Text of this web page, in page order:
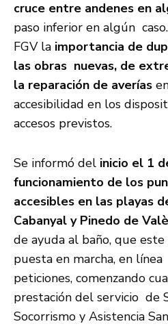
cruce entre andenes en
paso inferior en algún
FGV la importancia de
las obras nuevas, de
la reparación de averías
accesibilidad en los
accesos previstos.
Se informó del inicio el 1
funcionamiento de los
accesibles en las playas
Cabanyal y Pinedo de
de ayuda al baño, que
puesta en marcha, en
peticiones, comenzando
prestación del servicio de
Socorrismo y Asistencia